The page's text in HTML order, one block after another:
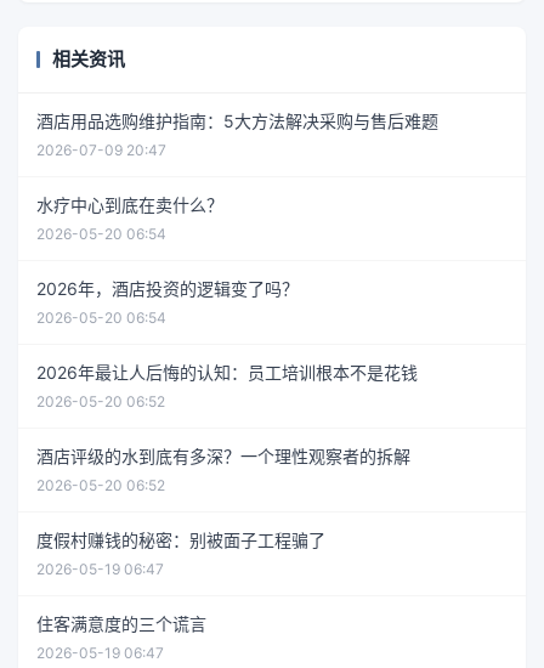
相关资讯
酒店用品选购维护指南：5大方法解决采购与售后难题
2026-07-09 20:47
水疗中心到底在卖什么？
2026-05-20 06:54
2026年，酒店投资的逻辑变了吗？
2026-05-20 06:54
2026年最让人后悔的认知：员工培训根本不是花钱
2026-05-20 06:52
酒店评级的水到底有多深？一个理性观察者的拆解
2026-05-20 06:52
度假村赚钱的秘密：别被面子工程骗了
2026-05-19 06:47
住客满意度的三个谎言
2026-05-19 06:47